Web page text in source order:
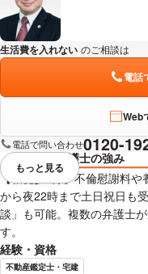
生活費を入れない のご相談は
電話
Web
電話で問い合わせ0120-
弁護士の強み
【柏徒歩3分】不倫慰謝料
から夜22時まで土日祝日も
談」も可能。複数の弁護士
す。
経験・資格
不動産鑑定士・宅建
視覚的に省略されてい
もっと見る